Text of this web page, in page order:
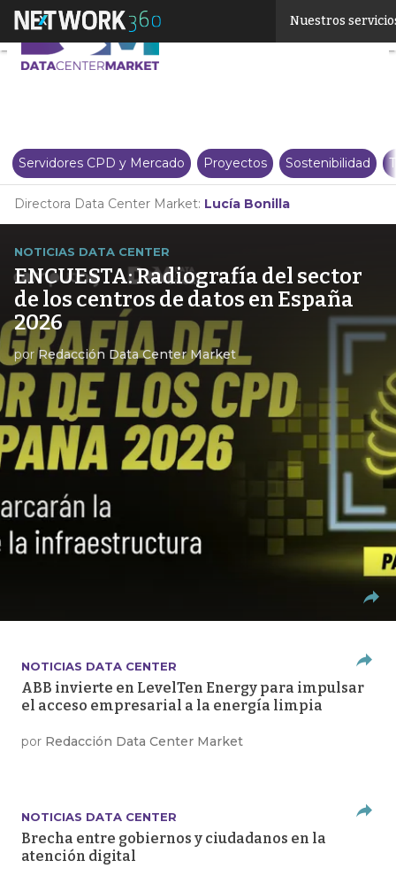
Nuestros
Servidores CPD y Mercado Proyectos Sostenibilidad
Directora Data Center Market: Lucía Bonilla
NOTICIAS DATA CENTER
ENCUESTA: Radiografía del sector
de los centros de datos en España
2026
porRedacción Data Center Market
NOTICIAS DATA CENTER
ABB invierte en LevelTen Energy para impulsar
el acceso empresarial a la energía limpia
por Redacción Data Center Market
NOTICIAS DATA CENTER
Brecha entre gobiernos y ciudadanos en la
atención digital